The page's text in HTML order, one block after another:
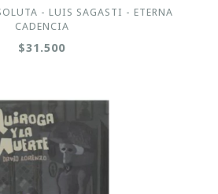
- LUIS SAGASTI - ETERNA
CADENCIA
$31.500